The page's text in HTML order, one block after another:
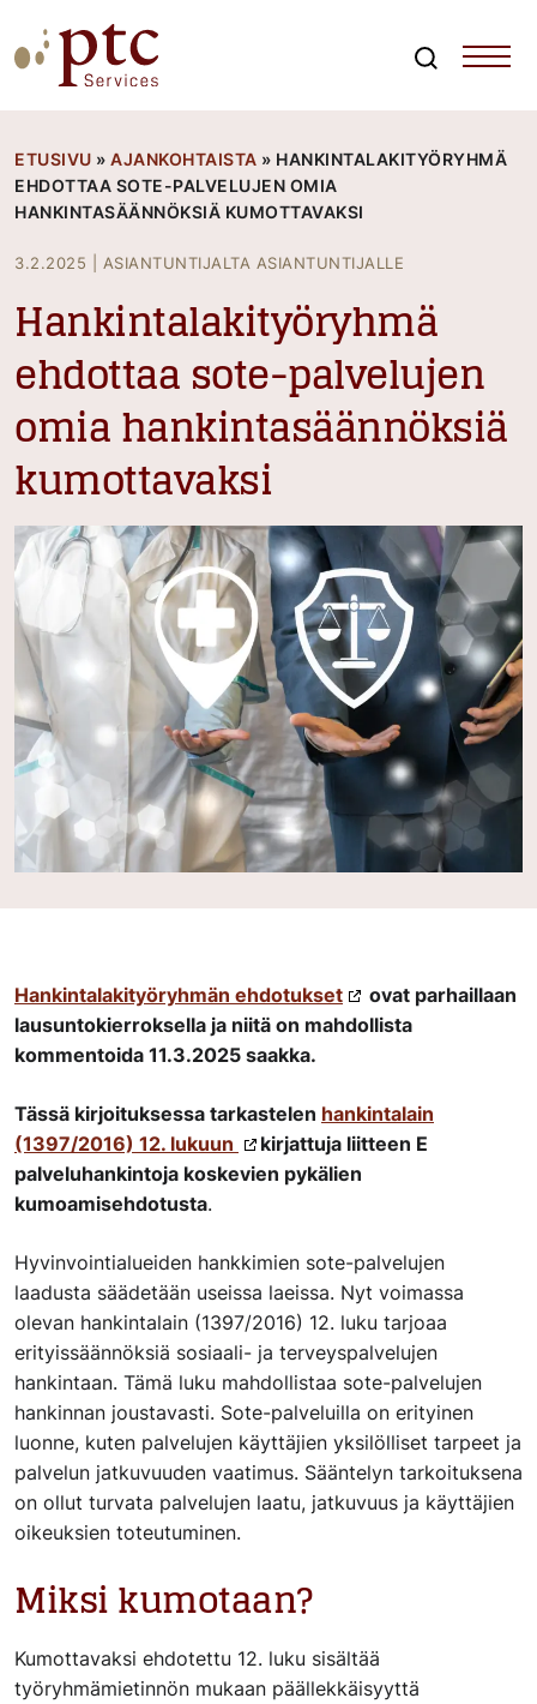
to
content
ETUSIVU » AJANKOHTAISTA » HANKINTALAKITYÖRYHMÄ
EHDOTTAA SOTE-PALVELUJEN OMIA
HANKINTASÄÄNNÖKSIÄ KUMOTTAVAKSI
3.2.2025 ASIANTUNTIJALTA ASIANTUNTIJALLE
Hankintalakityöryhmä
ehdottaa sote-palvelujen
omia hankintasäännöksiä
kumottavaksi
Hankintalakityöryhmän ehdotukset
ovat parhaillaan
lausuntokierroksella ja niitä on mahdollista
kommentoida 11.3.2025 saakka.
Tässä kirjoituksessa tarkastelen hankintalain
(1397/2016) 12. lukuun
kirjattuja liitteen E
palveluhankintoja koskevien pykälien
kumoamisehdotusta.
Hyvinvointialueiden hankkimien sote-palvelujen
laadusta säädetään useissa laeissa. Nyt voimassa
olevan hankintalain (1397/2016) 12. luku tarjoaa
erityissäännöksiä sosiaali- ja terveyspalvelujen
hankintaan. Tämä luku mahdollistaa sote-palvelujen
hankinnan joustavasti. Sote-palveluilla on erityinen
luonne, kuten palvelujen käyttäjien yksilölliset tarpeet ja
palvelun jatkuvuuden vaatimus. Sääntelyn tarkoituksena
on ollut turvata palvelujen laatu, jatkuvuus ja käyttäjien
oikeuksien toteutuminen.
Miksi kumotaan?
Kumottavaksi ehdotettu 12. luku sisältää
työryhmämietinnön mukaan päällekkäisyyttä